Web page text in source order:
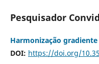
Pesquisador
Harmonização gradiente
DOI: https://doi.org/